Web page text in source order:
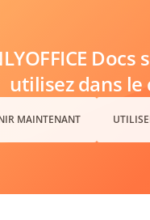
utilisez dans le
MAINTENANT